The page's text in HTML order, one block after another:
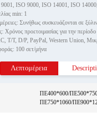
9001, ISO 9000, ISO 14001, ISO
min: 1
Συνήθως συσκευάζονται σε
100 σετ/μήνα
Λεπτομέρεια
ΠΕ400*600/
ΠΕ750*1060/